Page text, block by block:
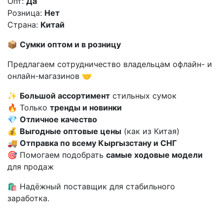
Розница: Нет
Страна: Китай
📦 Сумки оптом и в розницу
Предлагаем сотрудничество владельцам офлайн- и
онлайн-магазинов 🤝
✨ Большой ассортимент стильных сумок
🔥 Только тренды и новинки
💎 Отличное качество
💰 Выгодные оптовые цены (как из Китая)
🚚 Отправка по всему Кыргызстану и СНГ
🎯 Помогаем подобрать самые ходовые модели
для продаж
🛍️ Надёжный поставщик для стабильного
заработка.